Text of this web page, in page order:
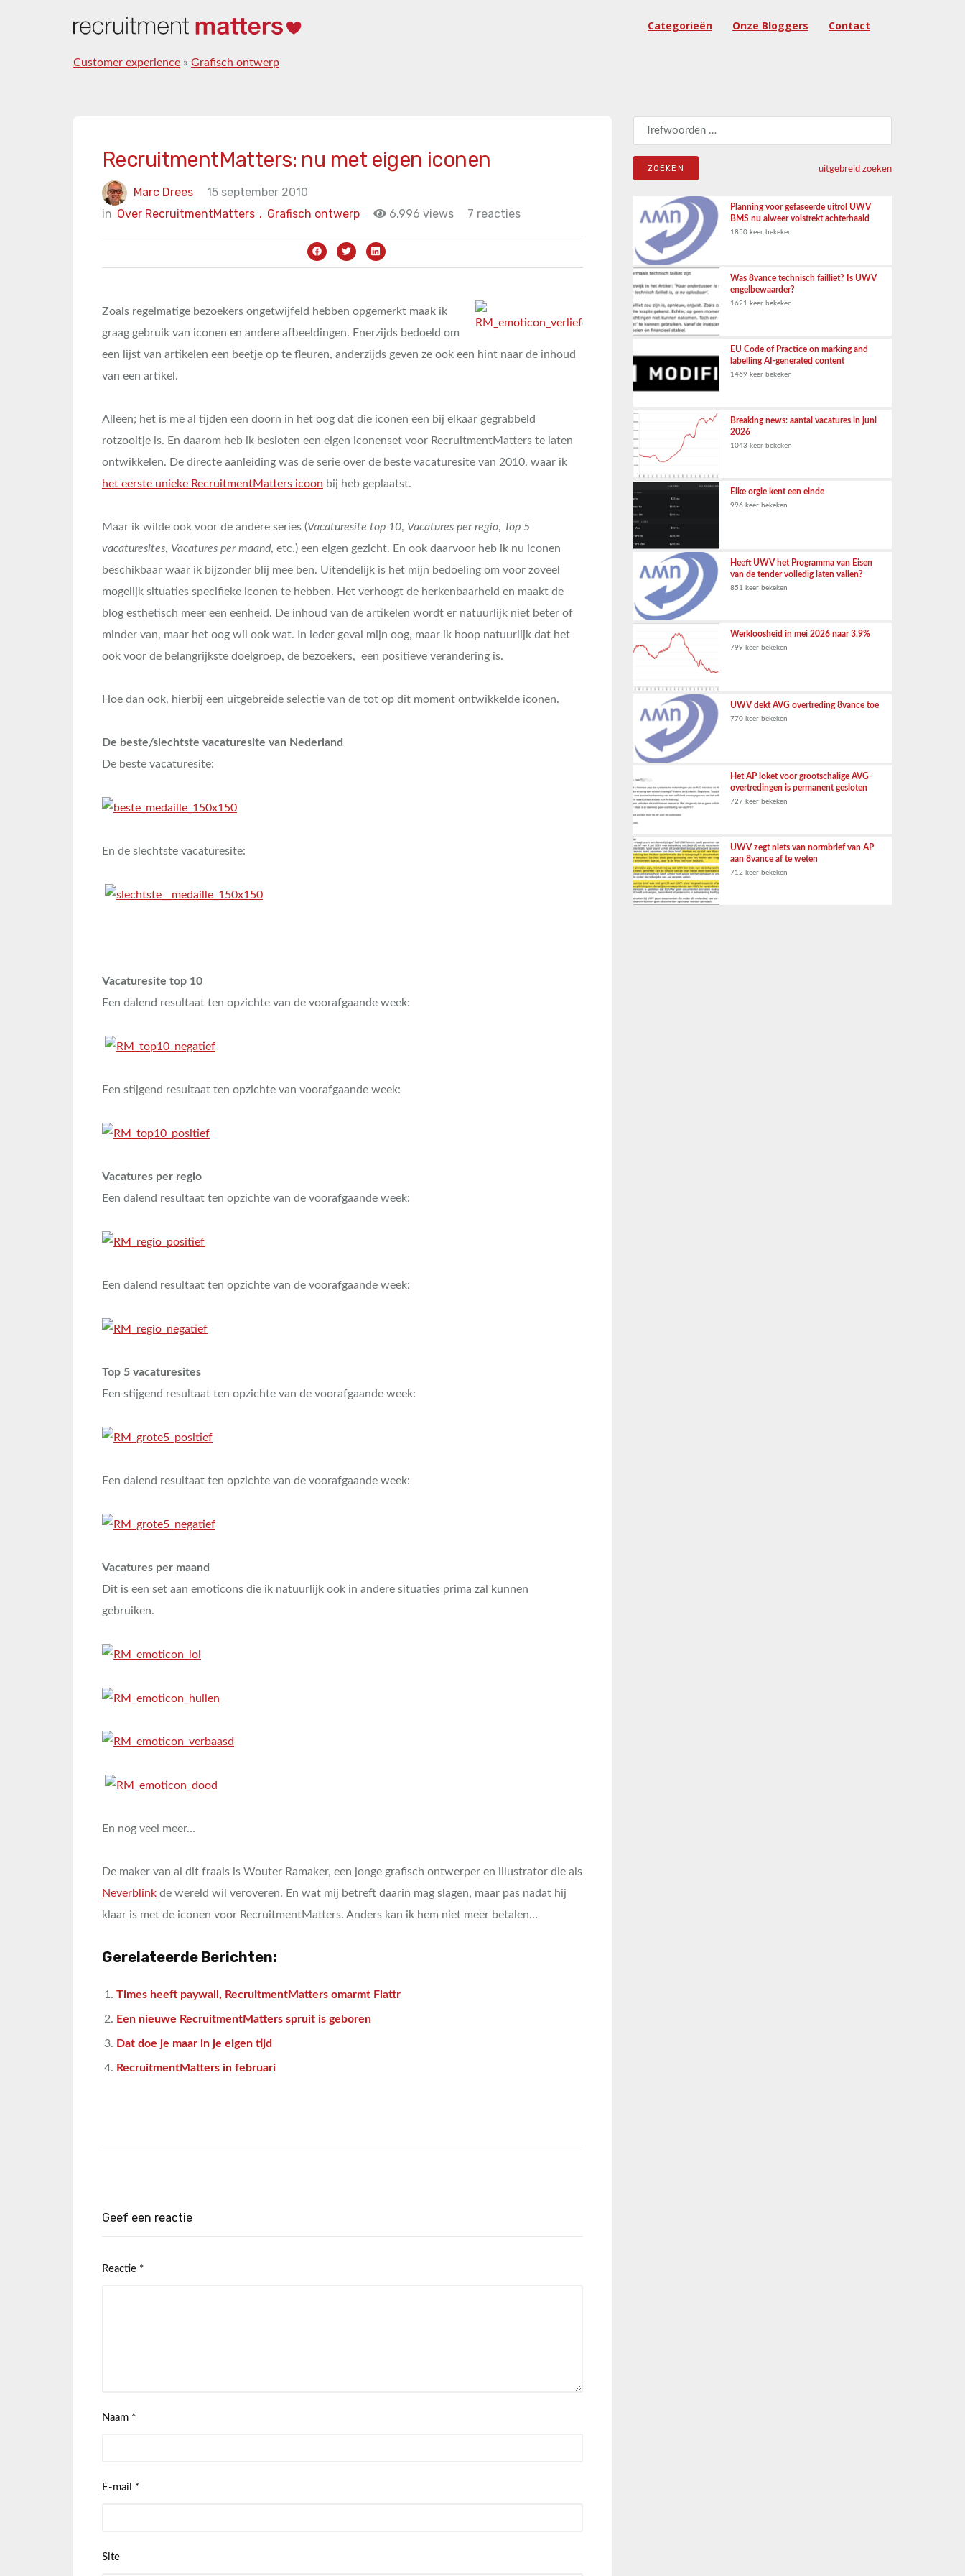
Categorieën Onze Bloggers Contact
Customer experience » Grafisch ontwerp
RecruitmentMatters: nu met eigen iconen
Marc Drees
15 september 2010
in
Grafisch ontwerp
Over RecruitmentMatters , 6.996 views 7 reacties
Zoals regelmatige bezoekers ongetwijfeld hebben opgemerkt maak ik
graag gebruik van iconen en andere afbeeldingen. Enerzijds bedoeld om
een lijst van artikelen een beetje op te fleuren, anderzijds geven ze ook een hint naar de inhoud
van een artikel.
Alleen; het is me al tijden een doorn in het oog dat die iconen een bij elkaar gegrabbeld
rotzooitje is. En daarom heb ik besloten een eigen iconenset voor RecruitmentMatters te laten
ontwikkelen. De directe aanleiding was de serie over de beste vacaturesite van 2010, waar ik
het eerste unieke RecruitmentMatters icoon bij heb geplaatst.
Maar ik wilde ook voor de andere series (Vacaturesite top 10, Vacatures per regio, Top 5
vacaturesites, Vacatures per maand, etc.) een eigen gezicht. En ook daarvoor heb ik nu iconen
beschikbaar waar ik bijzonder blij mee ben. Uitendelijk is het mijn bedoeling om voor zoveel
mogelijk situaties specifieke iconen te hebben. Het verhoogt de herkenbaarheid en maakt de
blog esthetisch meer een eenheid. De inhoud van de artikelen wordt er natuurlijk niet beter of
minder van, maar het oog wil ook wat. In ieder geval mijn oog, maar ik hoop natuurlijk dat het
ook voor de belangrijkste doelgroep, de bezoekers, een positieve verandering is.
Hoe dan ook, hierbij een uitgebreide selectie van de tot op dit moment ontwikkelde iconen.
De beste/slechtste vacaturesite van Nederland
De beste vacaturesite:
En de slechtste vacaturesite:
Vacaturesite top 10
Een dalend resultaat ten opzichte van de voorafgaande week:
Een stijgend resultaat ten opzichte van voorafgaande week:
Vacatures per regio
Een dalend resultaat ten opzichte van de voorafgaande week:
Een dalend resultaat ten opzichte van de voorafgaande week:
Top 5 vacaturesites
Een stijgend resultaat ten opzichte van de voorafgaande week:
Een dalend resultaat ten opzichte van de voorafgaande week:
Vacatures per maand
Dit is een set aan emoticons die ik natuurlijk ook in andere situaties prima zal kunnen
gebruiken.
En nog veel meer…
De maker van al dit fraais is Wouter Ramaker, een jonge grafisch ontwerper en illustrator die als
Neverblink de wereld wil veroveren. En wat mij betreft daarin mag slagen, maar pas nadat hij
klaar is met de iconen voor RecruitmentMatters. Anders kan ik hem niet meer betalen…
Gerelateerde Berichten:
Times heeft paywall, RecruitmentMatters omarmt Flattr
Een nieuwe RecruitmentMatters spruit is geboren
Dat doe je maar in je eigen tijd
RecruitmentMatters in februari
Geef een reactie
Reactie *
Naam *
E-mail *
Site
Zoeken naar:
uitgebreid zoeken
Planning voor gefaseerde uitrol UWV
BMS nu alweer volstrekt achterhaald
1850 keer bekeken
Was 8vance technisch failliet? Is UWV
engelbewaarder?
1621 keer bekeken
EU Code of Practice on marking and
labelling AI-generated content
1469 keer bekeken
Breaking news: aantal vacatures in juni
2026
1043 keer bekeken
Elke orgie kent een einde
996 keer bekeken
Heeft UWV het Programma van Eisen
van de tender volledig laten vallen?
851 keer bekeken
Werkloosheid in mei 2026 naar 3,9%
799 keer bekeken
UWV dekt AVG overtreding 8vance toe
770 keer bekeken
Het AP loket voor grootschalige AVG-
overtredingen is permanent gesloten
727 keer bekeken
UWV zegt niets van normbrief van AP
aan 8vance af te weten
712 keer bekeken